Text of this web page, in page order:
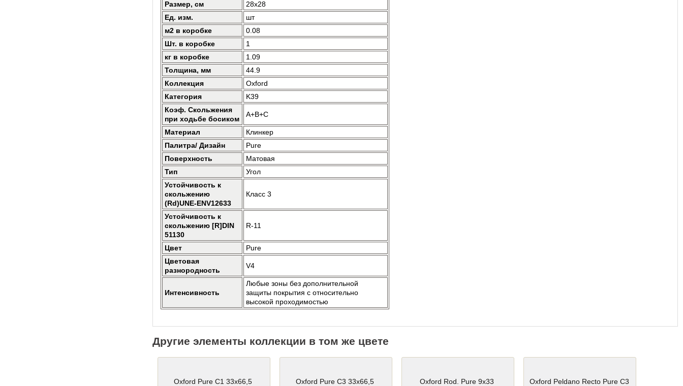
Размер, см
28x28
Ед. изм.
шт
м2 в коробке
0.08
Шт. в коробке
1
кг в коробке
1.09
Толщина, мм
44.9
Коллекция
Oxford
Категория
K39
Коэф. Скольжения
при ходьбе босиком
A+B+C
Материал
Клинкер
Палитра/ Дизайн
Pure
Поверхность
Матовая
Тип
Угол
Устойчивость к
скольжению
(Rd)UNE-ENV12633
Класс 3
Устойчивость к
скольжению [R]DIN
51130
R-11
Цвет
Pure
Цветовая
разнородность
V4
Интенсивность
Любые зоны без дополнительной
защиты покрытия с относительно
высокой проходимостью
Другие элементы коллекции в том же цвете
Oxford Pure C1 33x66,5 Oxford Pure C3 33x66,5 Oxford Rod. Pure 9x33
Oxford Peldano Recto Pure C3